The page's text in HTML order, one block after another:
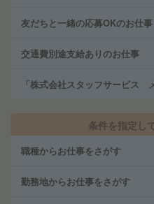
友だちと一緒の応募OKのお仕事
交通費別途支給ありのお仕事
「株式会社スタッフサービス
条件を指定し
職種からお仕事をさがす
勤務地からお仕事をさがす